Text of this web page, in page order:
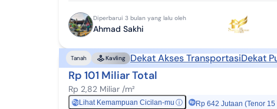
Diperbarui 3 bulan yang lalu oleh
Ahmad Sakhi
Tanah Kavling Dekat Akses TransportasiDekat
Rp 101 Miliar Total
Rp 2,82 Miliar /m²
RpLihat Kemampuan Cicilan-mu ⓘ Rp 642 Jutaan (Tenor 15